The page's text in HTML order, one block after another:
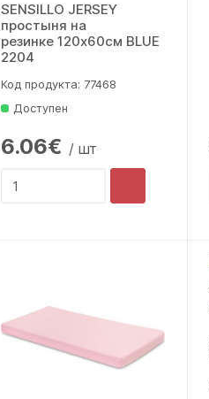
SENSILLO JERSEY
простыня на
резинке 120x60см BLUE
2204
Код продукта: 77468
Доступен
6.06€ / шт